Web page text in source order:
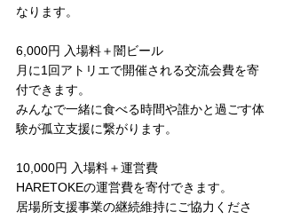
なります。
6,000円 入場料＋闇ビール
月に1回アトリエで開催される交流会費を寄
付できます。
みんなで一緒に食べる時間や誰かと過ごす体
験が孤立支援に繋がります。
10,000円 入場料＋運営費
HARETOKEの運営費を寄付できます。
居場所支援事業の継続維持にご協力くださ